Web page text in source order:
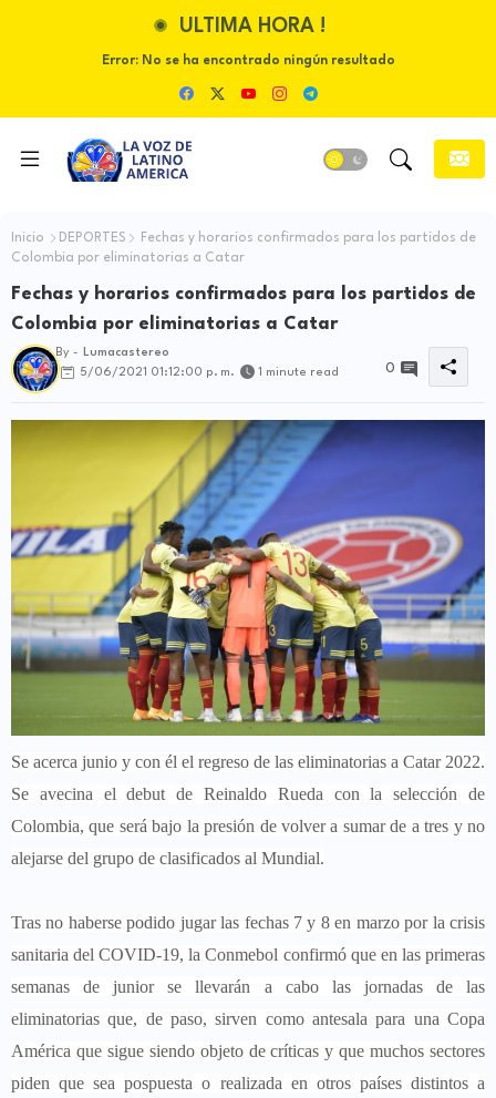
ULTIMA HORA !
Error:No se ha encontrado ningún resultado
Inicio DEPORTES
Fechas y horarios confirmados para los partidos de
Colombia por eliminatorias a Catar
Fechas y horarios confirmados para los partidos de
Colombia por eliminatorias a Catar
By -
Lumacastereo
5/06/2021 01:12:00 p. m.
1 minute read 0
Se acerca junio y con él el regreso de las eliminatorias a Catar 2022.
Se avecina el debut de Reinaldo Rueda con la selección de
Colombia, que será bajo la presión de volver a sumar de a tres y no
alejarse del grupo de clasificados al Mundial.
Tras no haberse podido jugar las fechas 7 y 8 en marzo por la crisis
sanitaria del COVID-19, la Conmebol confirmó que en las primeras
semanas de junior se llevarán a cabo las jornadas de las
eliminatorias que, de paso, sirven como antesala para una Copa
América que sigue siendo objeto de críticas y que muchos sectores
piden que sea pospuesta o realizada en otros países distintos a